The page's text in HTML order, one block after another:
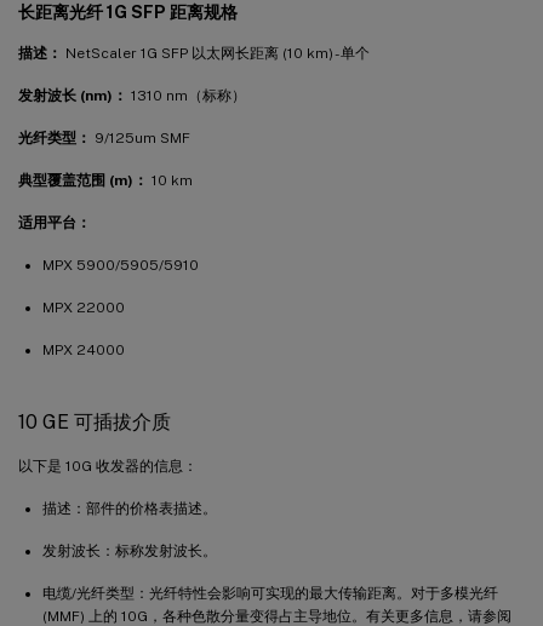
长距离光纤 1G SFP 距离规格
描述： NetScaler 1G SFP 以太网长距离 (10 km) - 单个
发射波长 (nm)： 1310 nm（标称）
光纤类型： 9/125um SMF
典型覆盖范围 (m)： 10 km
适用平台：
MPX 5900/5905/5910
MPX 22000
MPX 24000
10 GE 可插拔介质
以下是 10G 收发器的信息：
描述：部件的价格表描述。
发射波长：标称发射波长。
电缆/光纤类型：光纤特性会影响可实现的最大传输距离。对于多模光纤
(MMF) 上的 10G，各种色散分量变得占主导地位。有关更多信息，请参阅